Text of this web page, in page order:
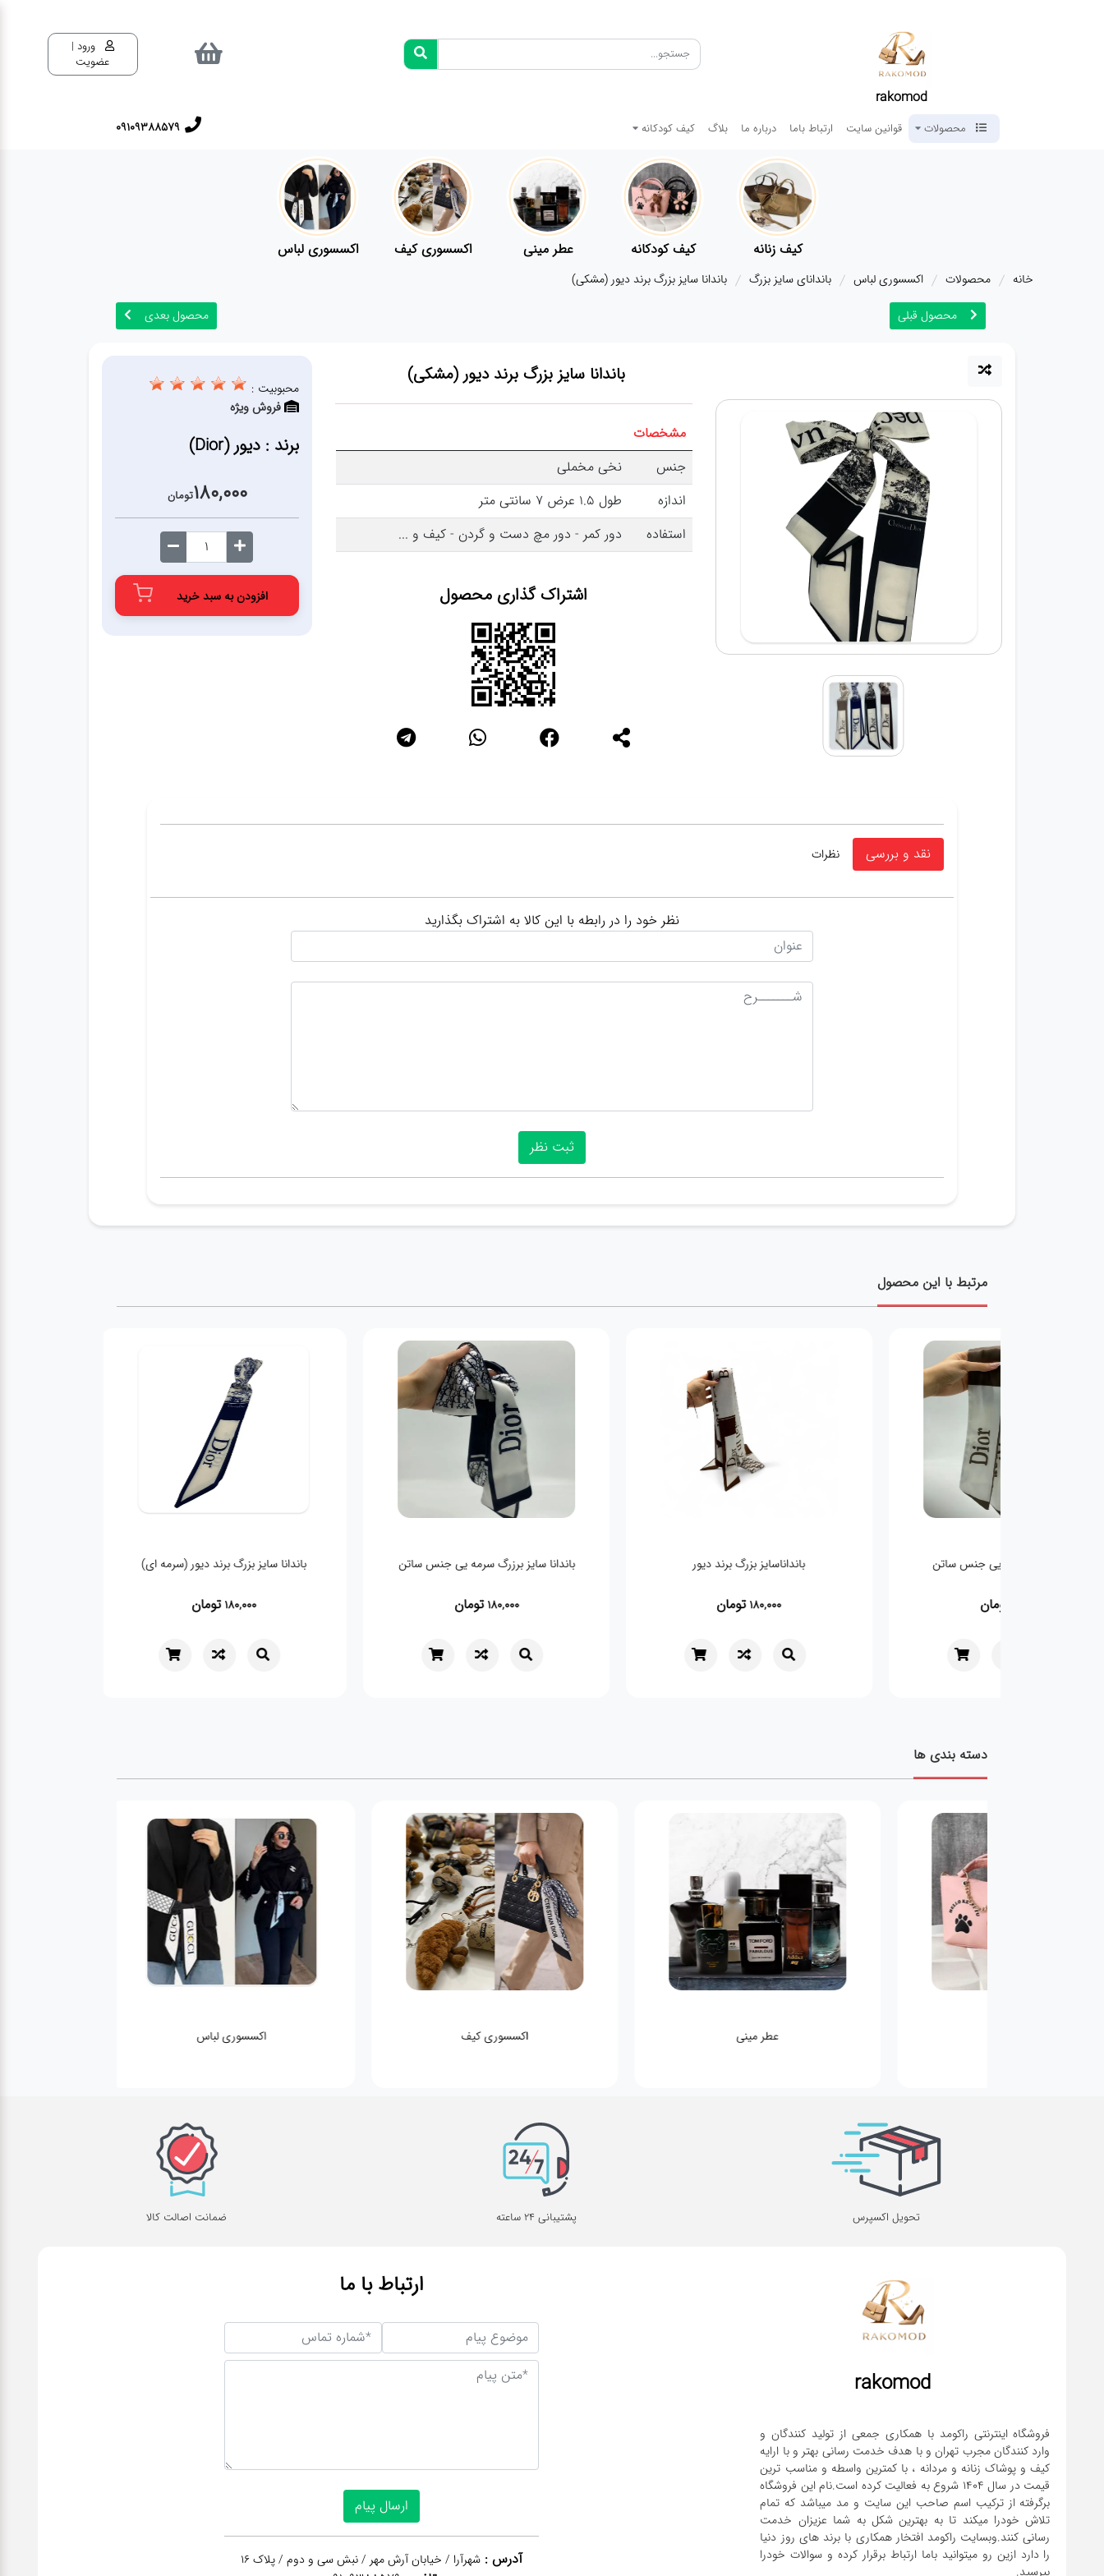
rakomod
ورود |
عضویت
محصولات قوانین سایت ارتباط باما درباره ما بلاگ کیف کودکانه 09109388579
کیف زنانه کیف کودکانه عطر مینی اکسسوری کیف اکسسوری لباس
خانه محصولات اکسسوری لباس باندانای سایز بزرگ
باندانا سایز بزرگ برند دیور (مشکی)
محصول قبلی
محصول بعدی
باندانا سایز بزرگ برند دیور (مشکی)
مشخصات
جنس
نخی مخملی
اندازه
طول 1.5 عرض 7 سانتی متر
استفاده
دور کمر - دور مچ دست و گردن - کیف و ...
اشتراک گذاری محصول
محبوبیت :
فروش ویژه
برند : دیور (Dior)
180,000تومان
افزودن به سبد خرید
نقد و بررسی نظرات
نظر خود را در رابطه با این کالا به اشتراک بگذارید
مرتبط با این محصول
باندانا سایز بزرگ قهویی جنس ساتن
تومان
بانداناسایز بزرگ برند دیور
180,000 تومان
باندانا سایز برزرگ سرمه یی جنس ساتن
180,000 تومان
باندانا سایز بزرگ برند دیور (سرمه ای)
180,000 تومان
دسته بندی ها
عطر مینی اکسسوری کیف اکسسوری لباس
تحویل اکسپرس پشتیبانی 24 ساعته ضمانت اصالت کالا
rakomod
فروشگاه اینترنتی راکومد با همکاری جمعی از تولید کنندگان و
وارد کنندگان مجرب تهران و با هدف خدمت رسانی بهتر و با ارایه
کیف و پوشاک زنانه و مردانه ، با کمترین واسطه و مناسب ترین
قیمت در سال 1404 شروع به فعالیت کرده است.نام این فروشگاه
برگرفته از ترکیب اسم صاحب این سایت و مد میباشد که تمام
تلاش خودرا میکند تا به بهترین شکل به شما عزیزان خدمت
رسانی کنند.وبسایت راکومد افتخار همکاری با برند های روز دنیا
را دارد ازین رو میتوانید باما ارتباط برقرار کرده و سوالات خودرا
بپرسید.
ارتباط با ما
آدرس : شهرآرا / خیابان آرش مهر / نبش سی و دوم / پلاک 16